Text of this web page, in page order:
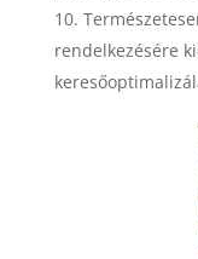
rendelkezésére